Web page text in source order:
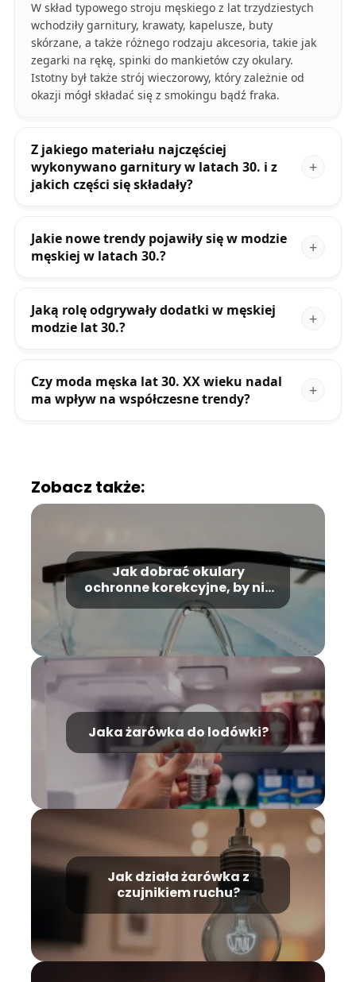
W skład typowego stroju męskiego z lat trzydziestych
wchodziły garnitury, krawaty, kapelusze, buty
skórzane, a także różnego rodzaju akcesoria, takie jak
zegarki na rękę, spinki do mankietów czy okulary.
Istotny był także strój wieczorowy, który zależnie od
okazji mógł składać się z smokingu bądź fraka.
Z jakiego materiału najczęściej
wykonywano garnitury w latach 30. i z
jakich części się składały?
Jakie nowe trendy pojawiły się w modzie
męskiej w latach 30.?
Jaką rolę odgrywały dodatki w męskiej
modzie lat 30.?
Czy moda męska lat 30. XX wieku nadal
ma wpływ na współczesne trendy?
Zobacz także:
Jak dobrać okulary
ochronne korekcyjne, by nie
przeszkadzały podczas
wielogodzinnej pracy
fizycznej?
Jaka żarówka do lodówki?
Jak działa żarówka z
czujnikiem ruchu?